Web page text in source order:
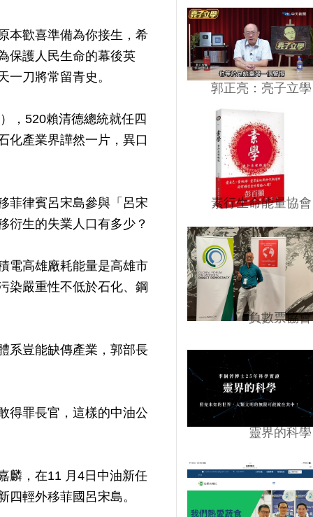
本歡喜準備為你接生，希
保護人民生命的幕後英
刀將常留青史。
，520賴清德總統就任四
化產業界譁然一片，異口
菲律賓呂宋島參與「呂宋
衍生的失業人口有多少？
電高雄廠耗能量是高雄市
染嚴重性不低於石化、鋼
系豈能缺傳產業，郭部長
得罪長官，這樣的中油公
麟，在11 月4日中油新任
輕外移菲國呂宋島。
郭正亮：亮子立學
素行生命能量協會
負數票協會
靈界的科學